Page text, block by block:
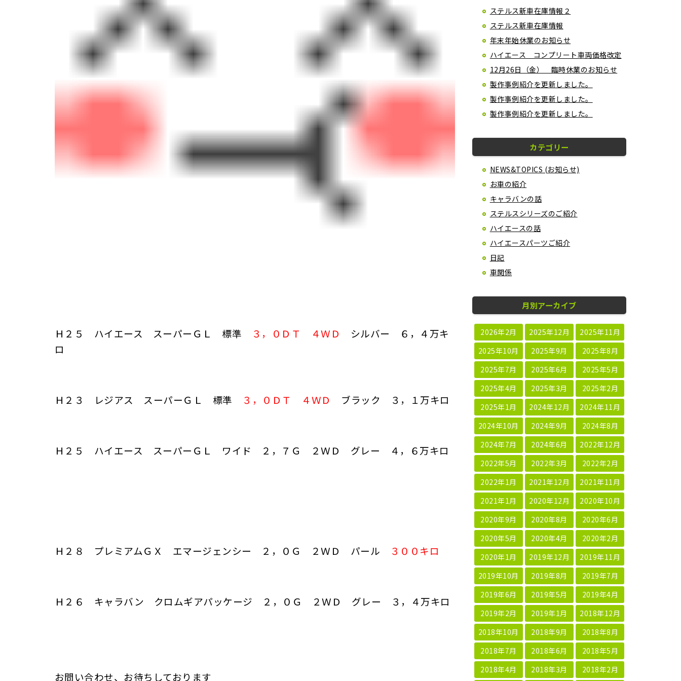
Ｈ２５ ハイエース スーパーＧＬ 標準 ３，０ＤＴ ４ＷＤ シルバー ６，４万キ
ロ
Ｈ２３ レジアス スーパーＧＬ 標準 ３，０ＤＴ ４ＷＤ ブラック ３，１万キロ
Ｈ２５ ハイエース スーパーＧＬ ワイド ２，７Ｇ ２ＷＤ グレー ４，６万キロ
Ｈ２８ プレミアムＧＸ エマージェンシー ２，０Ｇ ２ＷＤ パール ３００キロ
Ｈ２６ キャラバン クロムギアパッケージ ２，０Ｇ ２ＷＤ グレー ３，４万キロ
お問い合わせ、お待ちしております
ステルス新車在庫情報２
ステルス新車在庫情報
年末年始休業のお知らせ
ハイエース コンプリート車両価格改定
12月26日（金） 臨時休業のお知らせ
製作事例紹介を更新しました。
製作事例紹介を更新しました。
製作事例紹介を更新しました。
カテゴリー
NEWS&TOPICS (お知らせ)
お車の紹介
キャラバンの話
ステルスシリーズのご紹介
ハイエースの話
ハイエースパーツご紹介
日記
車関係
月別アーカイブ
2026年2月 2025年12月
2025年11月
2025年10月
2025年9月
2025年8月
2025年7月
2025年6月
2025年5月
2025年4月
2025年3月
2025年2月
2025年1月
2024年12月
2024年11月
2024年10月
2024年9月
2024年8月
2024年7月
2024年6月
2022年12月
2022年5月
2022年3月
2022年2月
2022年1月
2021年12月
2021年11月
2021年1月
2020年12月
2020年10月
2020年9月
2020年8月
2020年6月
2020年5月
2020年4月
2020年2月
2020年1月
2019年12月
2019年11月
2019年10月
2019年8月
2019年7月
2019年6月
2019年5月
2019年4月
2019年2月
2019年1月
2018年12月
2018年10月
2018年9月
2018年8月
2018年7月
2018年6月
2018年5月
2018年4月
2018年3月 2018年2月